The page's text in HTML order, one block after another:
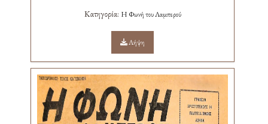
Κατηγορία: Η Φωνή του Λαμπερού
Λήψη